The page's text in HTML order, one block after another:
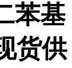
苯基
货供